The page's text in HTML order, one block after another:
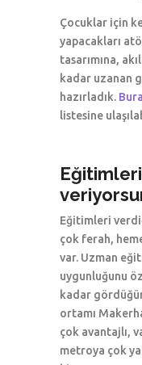
Çocuklar için
yapacakları
tasarımına,
kadar uzanan
hazırladık.
listesine
Eğitimleri
çok ferah,
var. Uzman
uygunluğunu
kadar
ortamı
çok avantajlı,
metroya çok